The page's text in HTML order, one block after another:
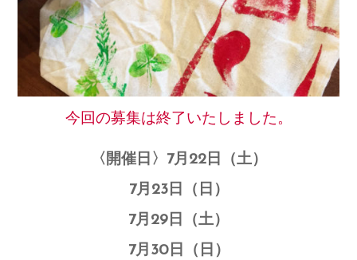
今回の募集は終了いたしました。
〈開催日〉7月22日（土）
7月23日（日）
7月29日（土）
7月30日（日）